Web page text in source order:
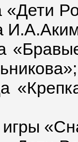
«Дети
игры